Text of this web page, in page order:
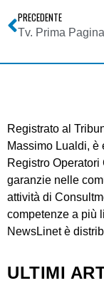
PRECEDENTE
Registrato al
Massimo Lualdi, è
Registro
garanzie nelle
attività di
competenze a più
NewsLinet è
ULTIMI